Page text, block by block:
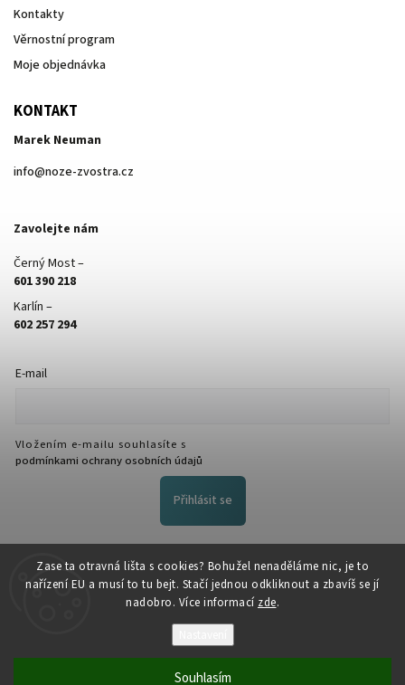
Zase ta otravná lišta s cookies? Bohužel nenaděláme nic, je to
nařízení EU a musí to tu bejt. Stačí jednou odkliknout a zbavíš se jí
nadobro. Více informací zde.
Souhlasím
Kontakty
Věrnostní program
Moje objednávka
KONTAKT
Marek Neuman
info@noze-zvostra.cz
Zavolejte nám
Černý Most –
601 390 218
Karlín –
602 257 294
E-mail
Vložením e-mailu souhlasíte s
podmínkami ochrany osobních údajů
Přihlásit se
FACEBOOK